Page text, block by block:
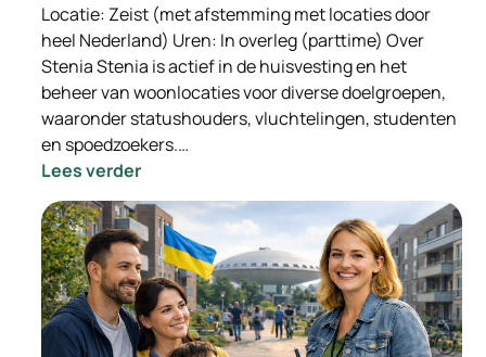
Locatie: Zeist (met afstemming met locaties door
heel Nederland) Uren: In overleg (parttime) Over
Stenia Stenia is actief in de huisvesting en het
beheer van woonlocaties voor diverse doelgroepen,
waaronder statushouders, vluchtelingen, studenten
en spoedzoekers.…
Lees verder:
-
INGEVULD-
HR-
medewerker